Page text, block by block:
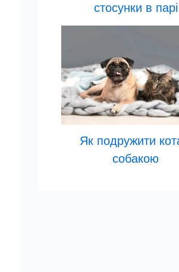
стосунки в парі
Як подружити
собакою